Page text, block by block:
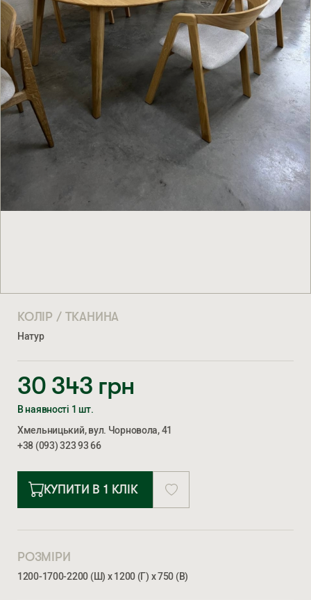
КОЛІР / ТКАНИНА
Натур
30 343 грн
В наявності 1 шт.
Хмельницький, вул. Чорновола, 41
+38 (093) 323 93 66
КУПИТИ В 1 КЛІК
РОЗМІРИ
1200-1700-2200 (Ш) х 1200 (Г) х 750 (В)